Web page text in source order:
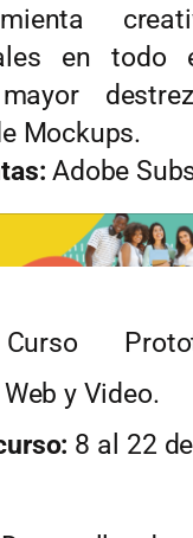
en todo
Mockups.
Adobe
y Video.
8 al 22